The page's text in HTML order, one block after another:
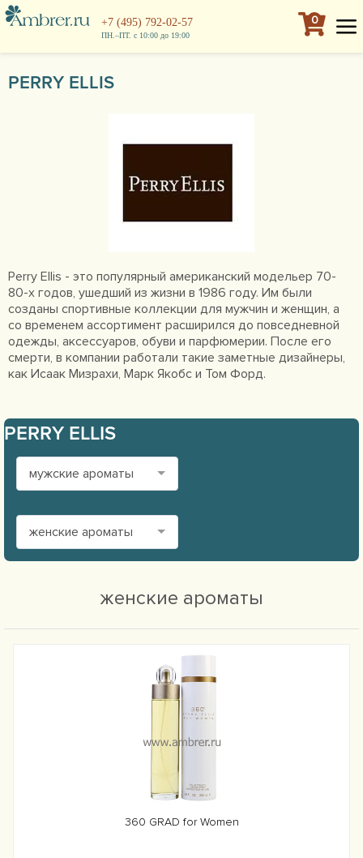
+7 (495) 792-02-57
ПН.–ПТ. с 10:00 до 19:00
0
PERRY ELLIS
Perry Ellis - это популярный американский модельер 70-
80-х годов, ушедший из жизни в 1986 году. Им были
созданы спортивные коллекции для мужчин и женщин, а
со временем ассортимент расширился до повседневной
одежды, аксессуаров, обуви и парфюмерии. После его
смерти, в компании работали такие заметные дизайнеры,
как Исаак Мизрахи, Марк Якобс и Том Форд.
PERRY ELLIS
мужские ароматы
женские ароматы
женские ароматы
360 GRAD for Women